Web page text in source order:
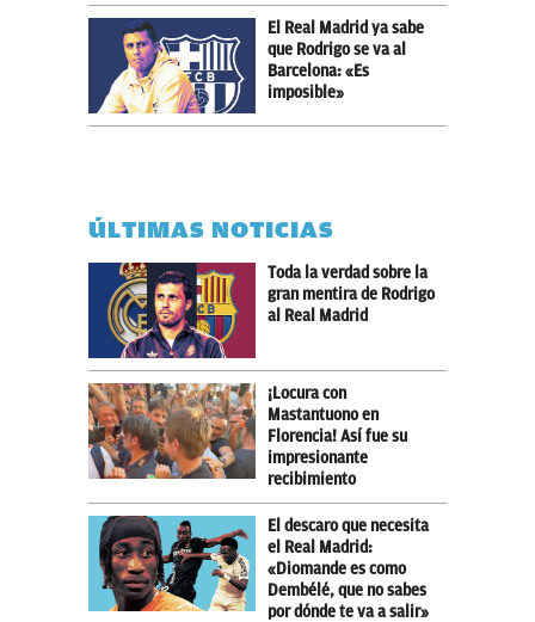
El Real Madrid ya sabe
que Rodrigo se va al
Barcelona: «Es
imposible»
ÚLTIMAS NOTICIAS
Toda la verdad sobre la
gran mentira de Rodrigo
al Real Madrid
¡Locura con
Mastantuono en
Florencia! Así fue su
impresionante
recibimiento
El descaro que necesita
el Real Madrid:
«Diomande es como
Dembélé, que no sabes
por dónde te va a salir»